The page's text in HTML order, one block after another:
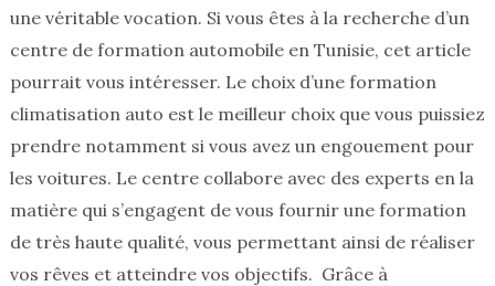
une véritable vocation. Si vous êtes à la recherche d’un
centre de formation automobile en Tunisie, cet article
pourrait vous intéresser. Le choix d’une formation
climatisation auto est le meilleur choix que vous puissiez
prendre notamment si vous avez un engouement pour
les voitures. Le centre collabore avec des experts en la
matière qui s’engagent de vous fournir une formation
de très haute qualité, vous permettant ainsi de réaliser
vos rêves et atteindre vos objectifs. Grâce à